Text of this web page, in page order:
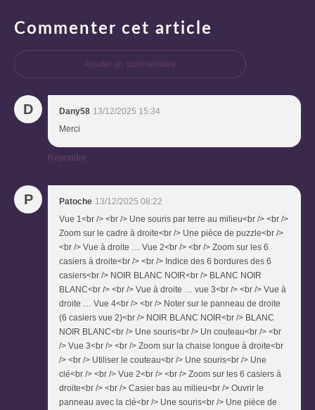
Commenter cet article
Ajouter un commentaire
D Dany58 13/12/2025 15:34
Merci
Répondre
P Patoche 13/12/2025 08:22
Vue 1<br /> <br /> Une souris par terre au milieu<br /> <br />
Zoom sur le cadre à droite<br /> Une pièce de puzzle<br />
<br /> Vue à droite … Vue 2<br /> <br /> Zoom sur les 6
casiers à droite<br /> <br /> Indice des 6 bordures des 6
casiers<br /> NOIR BLANC NOIR<br /> BLANC NOIR
BLANC<br /> <br /> Vue à droite … vue 3<br /> <br /> Vue à
droite … Vue 4<br /> <br /> Noter sur le panneau de droite
(6 casiers vue 2)<br /> NOIR BLANC NOIR<br /> BLANC
NOIR BLANC<br /> Une souris<br /> Un couteau<br /> <br
/> Vue 3<br /> <br /> Zoom sur la chaise longue à droite<br
/> <br /> Utiliser le couteau<br /> Une souris<br /> Une
clé<br /> <br /> Vue 2<br /> <br /> Zoom sur les 6 casiers à
droite<br /> <br /> Casier bas au milieu<br /> Ouvrir le
panneau avec la clé<br /> Une souris<br /> Une pièce de